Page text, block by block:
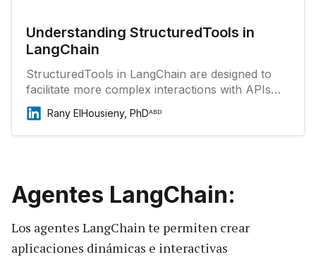
Understanding StructuredTools in
LangChain
StructuredTools in LangChain are designed to
facilitate more complex interactions with APIs
and data sources by defining clear input and
output schemas. These tools ensure that the
data exchanged between components is well-
Rany ElHousieny, PhDᴬᴮᴰ
Agentes LangChain:
Los agentes LangChain te permiten crear
aplicaciones dinámicas e interactivas